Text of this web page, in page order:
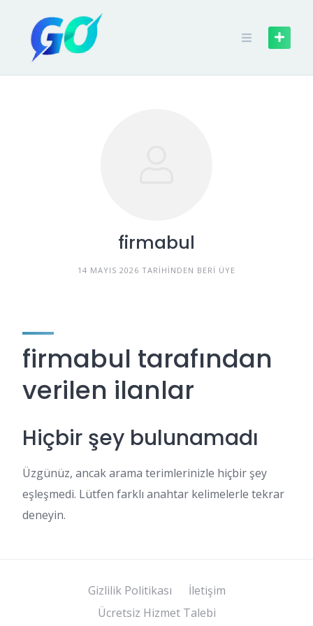
firmabul
14 MAYIS 2026 TARIHINDEN BERI ÜYE
firmabul tarafından
verilen ilanlar
Hiçbir şey bulunamadı
Üzgünüz, ancak arama terimlerinizle hiçbir şey
eşleşmedi. Lütfen farklı anahtar kelimelerle tekrar
deneyin.
Gizlilik Politikası
İletişim
Ücretsiz Hizmet Talebi